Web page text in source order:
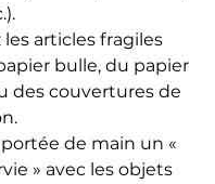
articles fragiles
bulle, du papier
des couvertures de
portée de main un «
» avec les objets